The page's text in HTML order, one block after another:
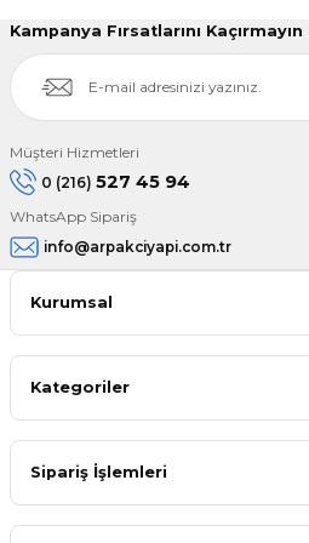
Kampanya Fırsatlarını Kaçırmayın
Müşteri Hizmetleri
0 (216) 527 45 94
WhatsApp Sipariş
info@arpakciyapi.com.tr
Kurumsal
Kategoriler
Sipariş İşlemleri